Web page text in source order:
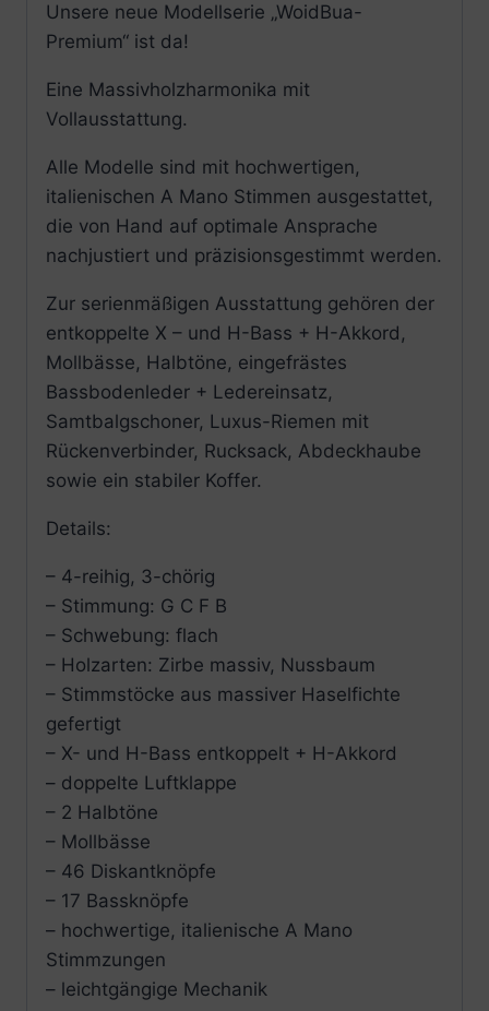
Unsere neue Modellserie „WoidBua-
Premium“ ist da!
Eine Massivholzharmonika mit
Vollausstattung.
Alle Modelle sind mit hochwertigen,
italienischen A Mano Stimmen ausgestattet,
die von Hand auf optimale Ansprache
nachjustiert und präzisionsgestimmt werden.
Zur serienmäßigen Ausstattung gehören der
entkoppelte X – und H-Bass + H-Akkord,
Mollbässe, Halbtöne, eingefrästes
Bassbodenleder + Ledereinsatz,
Samtbalgschoner, Luxus-Riemen mit
Rückenverbinder, Rucksack, Abdeckhaube
sowie ein stabiler Koffer.
Details:
– 4-reihig, 3-chörig
– Stimmung: G C F B
– Schwebung: flach
– Holzarten: Zirbe massiv, Nussbaum
– Stimmstöcke aus massiver Haselfichte
gefertigt
– X- und H-Bass entkoppelt + H-Akkord
– doppelte Luftklappe
– 2 Halbtöne
– Mollbässe
– 46 Diskantknöpfe
– 17 Bassknöpfe
– hochwertige, italienische A Mano
Stimmzungen
– leichtgängige Mechanik